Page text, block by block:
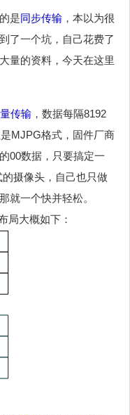
是同步传输 ，本以为很
了一个坑，自己花费了
量的资料，今天在这里
传输 ，数据每隔8192
是MJPG格式，固件厂商
00数据，只要搞定一
摄像头，自己也只做
就一个快并轻松。
局大概如下：